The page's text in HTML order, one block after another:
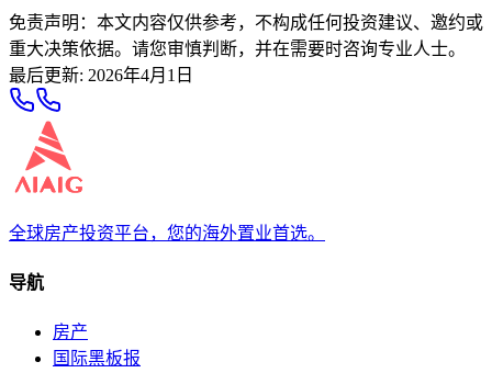
免责声明：本文内容仅供参考，不构成任何投资建议、邀约或
重大决策依据。请您审慎判断，并在需要时咨询专业人士。
最后更新: 2026年4月1日
全球房产投资平台，您的海外置业首选。
导航
房产
国际黑板报